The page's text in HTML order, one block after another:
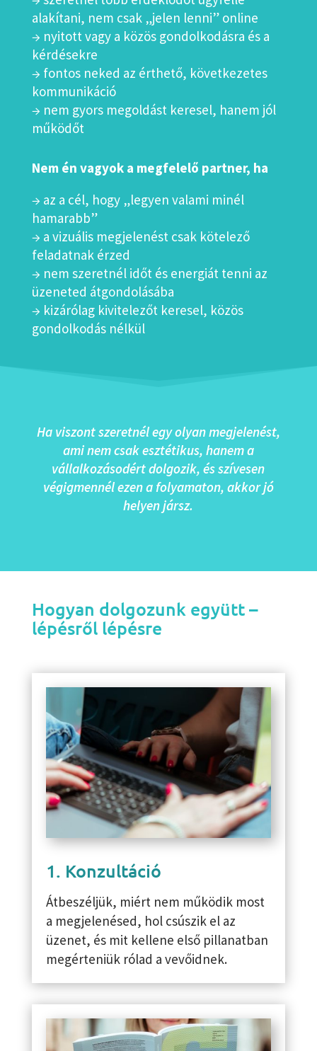
alakítani, nem csak „jelen lenni” online
→ nyitott vagy a közös gondolkodásra és a
kérdésekre
→ fontos neked az érthető, következetes
kommunikáció
→ nem gyors megoldást keresel, hanem jól
működőt
Nem én vagyok a megfelelő partner, ha
→ az a cél, hogy „legyen valami minél
hamarabb”
→ a vizuális megjelenést csak kötelező
feladatnak érzed
→ nem szeretnél időt és energiát tenni az
üzeneted átgondolásába
→ kizárólag kivitelezőt keresel, közös
gondolkodás nélkül
Ha viszont szeretnél egy olyan megjelenést,
ami nem csak esztétikus, hanem a
vállalkozásodért dolgozik, és szívesen
végigmennél ezen a folyamaton, akkor jó
helyen jársz.
Hogyan dolgozunk együtt –
lépésről lépésre
1. Konzultáció
Átbeszéljük, miért nem működik most
a megjelenésed, hol csúszik el az
üzenet, és mit kellene első pillanatban
megérteniük rólad a vevőidnek.